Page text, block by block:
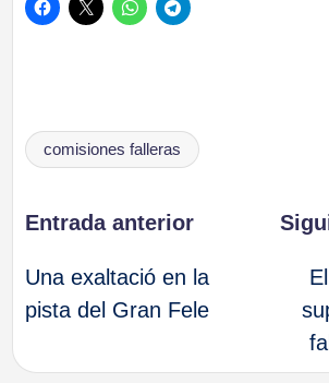
Etiquetas:
comisiones falleras
Navegación
de
entradas
Entrada anterior
Una exaltació en la
pista del Gran Fele